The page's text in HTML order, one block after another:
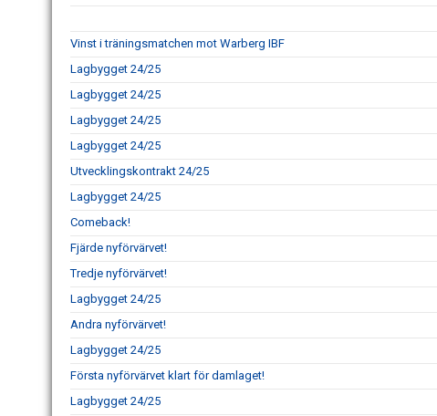
Vinst i träningsmatchen mot Warberg IBF
Lagbygget 24/25
Lagbygget 24/25
Lagbygget 24/25
Lagbygget 24/25
Utvecklingskontrakt 24/25
Lagbygget 24/25
Comeback!
Fjärde nyförvärvet!
Tredje nyförvärvet!
Lagbygget 24/25
Andra nyförvärvet!
Lagbygget 24/25
Första nyförvärvet klart för damlaget!
Lagbygget 24/25